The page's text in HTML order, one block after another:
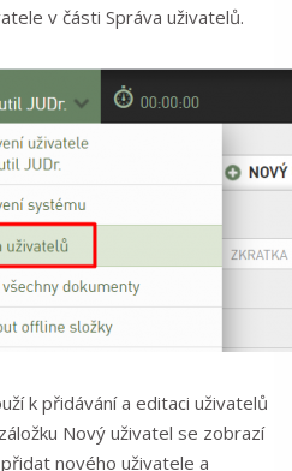
v části Správa uživatelů.
k přidávání a editaci uživatelů
Nový uživatel se zobrazí
nového uživatele a